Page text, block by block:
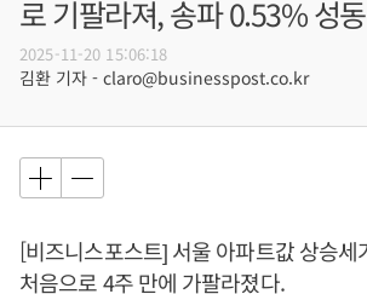
로 기팔라져, 송파 0.53% 성
2025-11-20 15:06:18
김환 기자 - claro@businesspost.co.kr
[비즈니스포스트] 서울 아파트값 상승세
처음으로 4주 만에 가팔라졌다.